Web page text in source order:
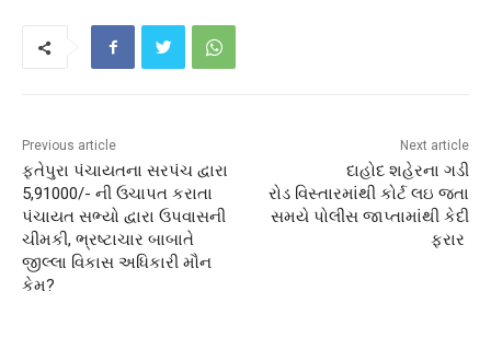
Previous article
ફતેપુરા પંચાયતના સરપંચ દ્વારા
5,91000/- ની ઉચાપત કરાતા
પંચાયત સભ્યો દ્વારા ઉપવાસની
ચીમકી, ભ્રષ્ટાચાર બાબાતે
જીલ્લા વિકાસ અધિકારી મૌન
કેમ?
Next article
દાહોદ શહેરના ગડી
રોડ વિસ્તારમાંથી કોર્ટ લઇ જતા
સમયે પોલીસ જાપ્તામાંથી કેદી
ફરાર